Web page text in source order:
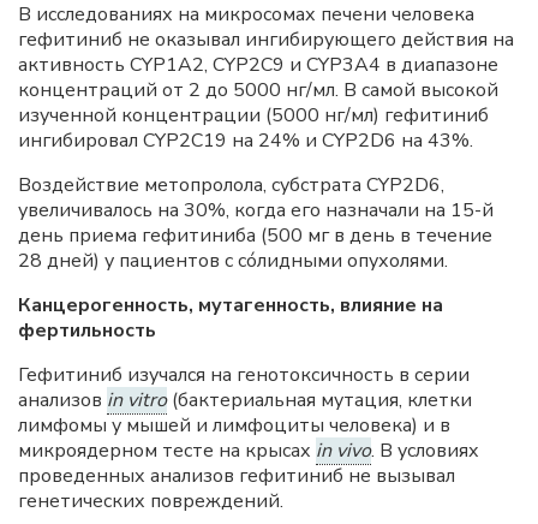
В исследованиях на микросомах печени человека
гефитиниб не оказывал ингибирующего действия на
активность CYP1A2, CYP2C9 и CYP3A4 в диапазоне
концентраций от 2 до 5000 нг/мл. В самой высокой
изученной концентрации (5000 нг/мл) гефитиниб
ингибировал CYP2C19 на 24% и CYP2D6 на 43%.
Воздействие метопролола, субстрата CYP2D6,
увеличивалось на 30%, когда его назначали на 15-й
день приема гефитиниба (500 мг в день в течение
28 дней) у пациентов с сóлидными опухолями.
Канцерогенность, мутагенность, влияние на
фертильность
Гефитиниб изучался на генотоксичность в серии
анализов in vitro(бактериальная мутация, клетки
лимфомы у мышей и лимфоциты человека) и в
микроядерном тесте на крысах in vivo. В условиях
проведенных анализов гефитиниб не вызывал
генетических повреждений.